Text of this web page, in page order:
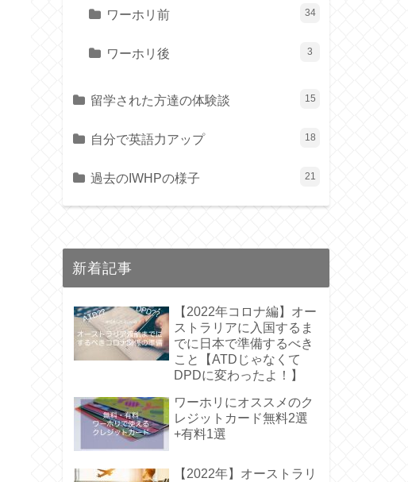
ワーホリ前 34
ワーホリ後 3
留学された方達の体験談 15
自分で英語力アップ 18
過去のIWHPの様子 21
新着記事
【2022年コロナ編】オー
ストラリアに入国するま
でに日本で準備するべき
こと【ATDじゃなくて
DPDに変わったよ！】
ワーホリにオススメのク
レジットカード無料2選
+有料1選
【2022年】オーストラリ